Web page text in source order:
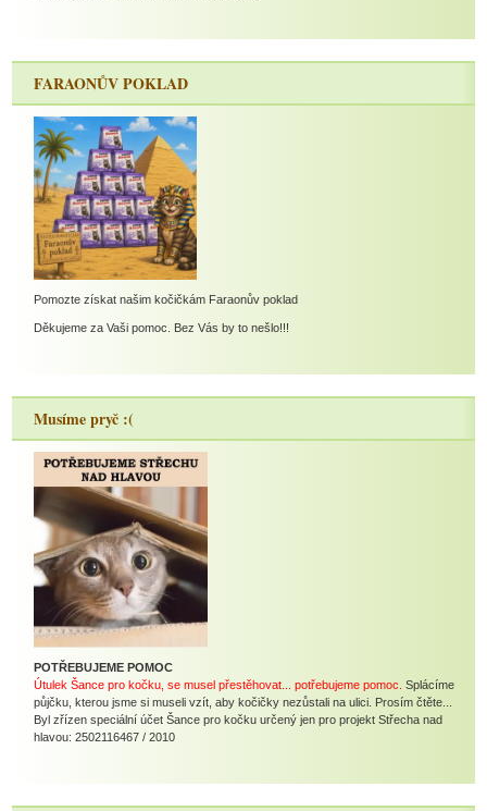
FARAONŮV POKLAD
Pomozte získat našim kočičkám Faraonův poklad
Děkujeme za Vaši pomoc. Bez Vás by to nešlo!!!
Musíme pryč :(
POTŘEBUJEME POMOC
Útulek Šance pro kočku, se musel přestěhovat... potřebujeme pomoc. Splácíme
půjčku, kterou jsme si museli vzít, aby kočičky nezůstali na ulici. Prosím čtěte...
Byl zřízen speciální účet Šance pro kočku určený jen pro projekt Střecha nad
hlavou: 2502116467 / 2010